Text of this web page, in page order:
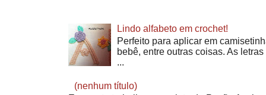
Lindo alfabeto em crochet!
Perfeito para aplicar em
bebê, entre outras coisas. As
...
(nenhum título)